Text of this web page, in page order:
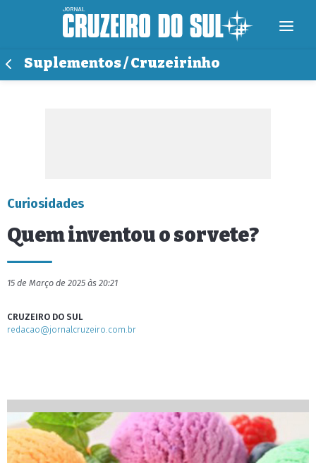
Suplementos / Cruzeirinho
Curiosidades
Quem inventou o sorvete?
15 de Março de 2025 às 20:21
CRUZEIRO DO SUL
redacao@jornalcruzeiro.com.br